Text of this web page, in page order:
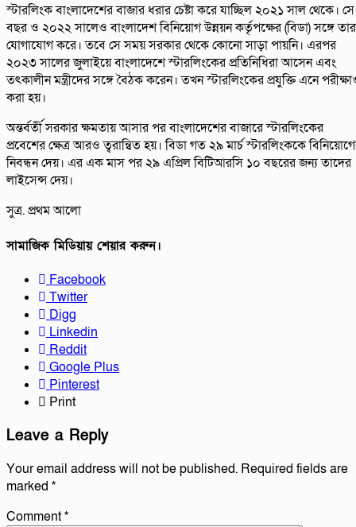
স্টারলিংক বাংলাদেশের বাজার ধরার চেষ্টা করে যাচ্ছিল ২০২১ সাল থেকে। সে
বছর ও ২০২২ সালেও বাংলাদেশ বিনিয়োগ উন্নয়ন কর্তৃপক্ষের (বিডা) সঙ্গে
যোগাযোগ করে। তবে সে সময় সরকার থেকে কোনো সাড়া পায়নি। এরপর
২০২৩ সালের জুলাইয়ে বাংলাদেশে স্টারলিংকের প্রতিনিধিরা আসেন এবং
তৎকালীন মন্ত্রীদের সঙ্গে বৈঠক করেন। তখন স্টারলিংকের প্রযুক্তি এনে
করা হয়।
অন্তর্বর্তী সরকার ক্ষমতায় আসার পর বাংলাদেশের বাজারে স্টারলিংকের
প্রবেশের ক্ষেত্র আরও ত্বরান্বিত হয়। বিডা গত ২৯ মার্চ স্টারলিংককে
নিবন্ধন দেয়। এর এক মাস পর ২৯ এপ্রিল বিটিআরসি ১০ বছরের জন্য তাদের
লাইসেন্স দেয়।
সুত্র. প্রথম আলো
সামাজিক মিডিয়ায় শেয়ার করুন।
Facebook
Twitter
Digg
Linkedin
Reddit
Google Plus
Pinterest
Print
Leave a Reply
Your email address will not be published. Required fields are
marked *
Comment*